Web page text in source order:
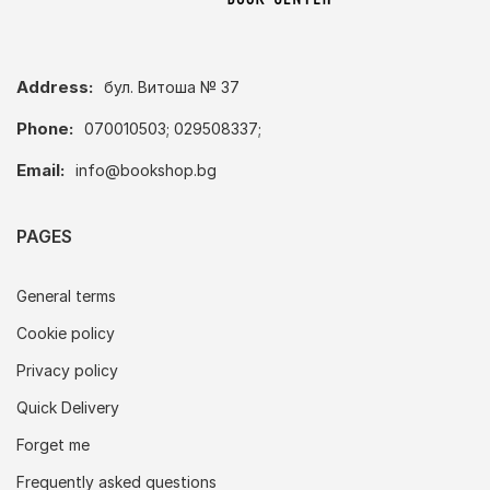
Address: бул. Витоша № 37
Phone: 070010503; 029508337;
Email: info@bookshop.bg
PAGES
General terms
Cookie policy
Privacy policy
Quick Delivery
Forget me
Frequently asked questions